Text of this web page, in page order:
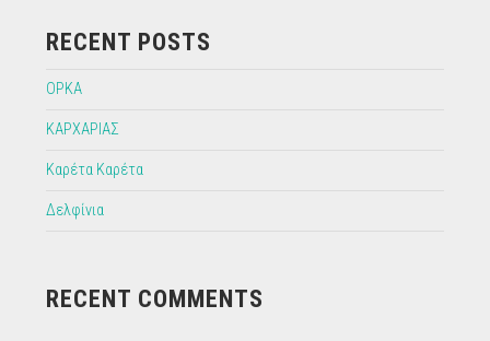
RECENT POSTS
ΟΡΚΑ
ΚΑΡΧΑΡΙΑΣ
Καρέτα Καρέτα
Δελφίνια
RECENT COMMENTS